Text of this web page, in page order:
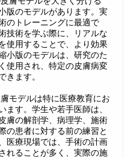
版のモデルがあります。実
のトレーニングに最適で
技術を学ぶ際に、リアルな
使用することで、より効果
小版のモデルは、研究のた
使用され、特定の皮膚病変
きます。
モデルは特に医療教育にお
ます。学生や若手医師は、
膚の解剖学、病理学、施術
の患者に対する前の練習と
医療現場では、手術の計画
れることが多く、実際の施